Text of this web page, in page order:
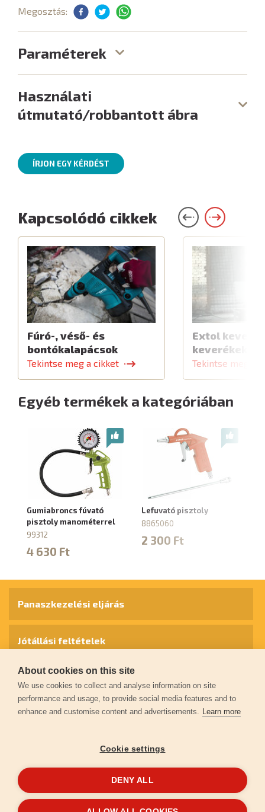
Megosztás:
Paraméterek
Használati
útmutató/robbantott ábra
ÍRJON EGY KÉRDÉST
Kapcsolódó cikkek
Fúró-, véső- és
bontókalapácsok
Tekintse meg a cikket
Extol
Tekintse meg a
Egyéb termékek a kategóriában
Gumiabroncs fúvató
pisztoly manométerrel
99312
4 630 Ft
Lefuvató pisztoly
8865060
2 300 Ft
© 2026extol.hu- Minden jog fenntartva
Panaszkezelési eljárás
Jótállási feltételek
Személyes adatok védelme
Kapcsolat
Garancia regisztráció
About cookies on this site
We use cookies to collect and analyse information on site
performance and usage, to provide social media features and to
enhance and customise content and advertisements. Learn more
Cookie settings
DENY ALL